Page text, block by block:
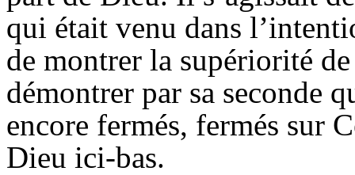
qui était venu dans
de montrer la supériorité
démontrer par sa seconde
encore fermés, fermés sur
Dieu ici-bas.